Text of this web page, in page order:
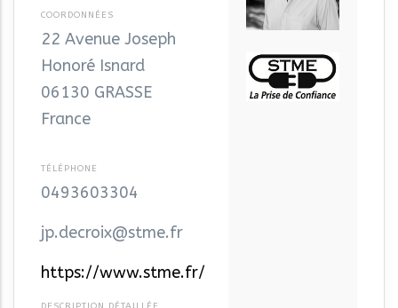
22 Avenue Joseph
Honoré Isnard
06130 GRASSE
France
0493603304
jp.decroix@stme.fr
https://www.stme.fr/